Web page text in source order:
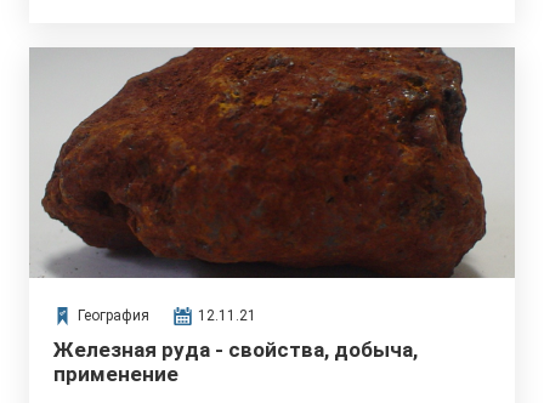
География 12.11.21
Железная руда - свойства, добыча,
применение